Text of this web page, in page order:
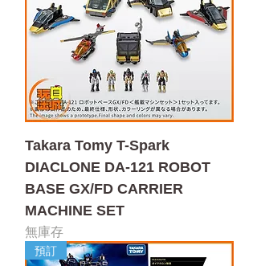
Takara Tomy T-Spark
DIACLONE DA-121 ROBOT
BASE GX/FD CARRIER
MACHINE SET
無庫存
預訂